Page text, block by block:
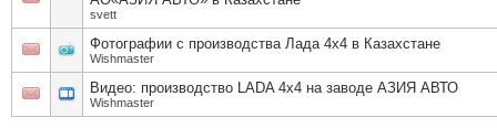
svett
Фотографии с производства Лада 4х4 в Казахстане
Wishmaster
Видео: производство LADA 4x4 на заводе АЗИЯ АВТО
Wishmaster